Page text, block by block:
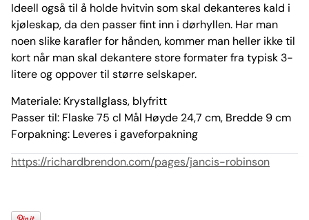
Ideell også til å holde hvitvin som skal dekanteres kald i
kjøleskap, da den passer fint inn i dørhyllen. Har man
noen slike karafler for hånden, kommer man heller ikke til
kort når man skal dekantere store formater fra typisk 3-
litere og oppover til større selskaper.
Materiale: Krystallglass, blyfritt
Passer til: Flaske 75 cl Mål Høyde 24,7 cm, Bredde 9 cm
Forpakning: Leveres i gaveforpakning
https://richardbrendon.com/pages/jancis-robinson